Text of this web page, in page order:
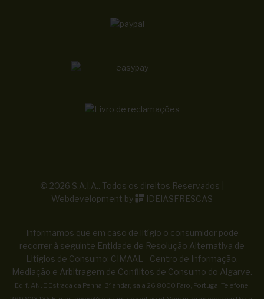
© 2026 S.A.I.A.. Todos os direitos Reservados |
Webdevelopment by
iDEIASFRESCAS
Informamos que em caso de litígio o consumidor pode
recorrer à seguinte Entidade de Resolução Alternativa de
Litígios de Consumo: CIMAAL - Centro de Informação,
Mediação e Arbitragem de Conflitos de Consumo do Algarve.
Edif. ANJE Estrada da Penha, 3º andar, sala 26 8000 Faro, Portugal Telefone: